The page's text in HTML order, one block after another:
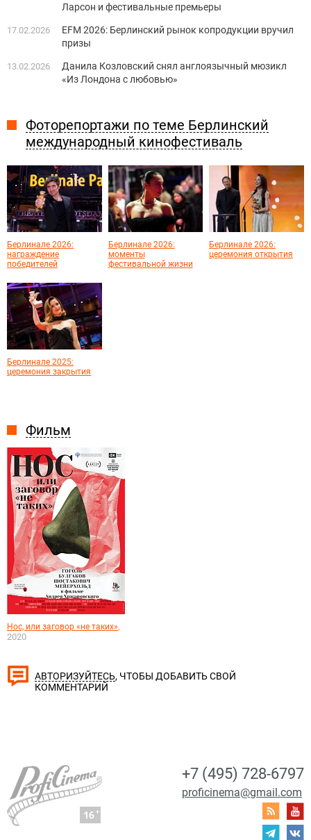
Фильм
Нос, или заговор «не таких»,
2020
Ларсон и фестивальные премьеры
17.02.2026
EFM 2026: Берлинский рынок копродукции вручил
призы
13.02.2026
Данила Козловский снял англоязычный мюзикл
«Из Лондона с любовью»
Фоторепортажи по теме Берлинский
международный кинофестиваль
Берлинале 2026:
награждение
победителей
Берлинале 2026:
моменты
фестивальной жизни
Берлинале 2026:
церемония открытия
Берлинале 2025:
церемония закрытия
АВТОРИЗУЙТЕСЬ, ЧТОБЫ ДОБАВИТЬ СВОЙ
КОММЕНТАРИЙ
+7 (495) 728-6797
proficinema@gmail.com